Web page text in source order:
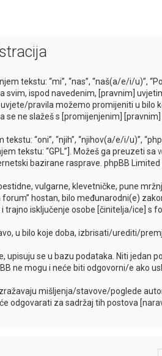
tekstu: “mi”, “nas”, “naš(a/e/i/u)”,
svim, ispod navedenim, [pravnim]
pravila možemo promijeniti u
se ne slažeš s [promijenjenim]
“oni”, “njih”, “njihov(a/e/i/u)”,
tekstu: “GPL”]. Možeš ga preuzeti sa
bazirane rasprave. phpBB
vulgarne, klevetničke, pune
hostan, bilo međunarodni(e)
trajno isključenje osobe [činitelja/ice] s
u bilo koje doba, izbrisati/urediti/
upisuju se u bazu podataka. Niti jedan
ne mogu i neće biti odgovorni/e ako
mišljenja/stavove/poglede
odgovarati za sadržaj tih postova